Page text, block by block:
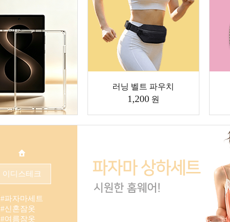
러닝 벨트 파우치
1,200원
이디스테크
이디스테크
#파자마세트
#신혼잠옷
#여름잠옷